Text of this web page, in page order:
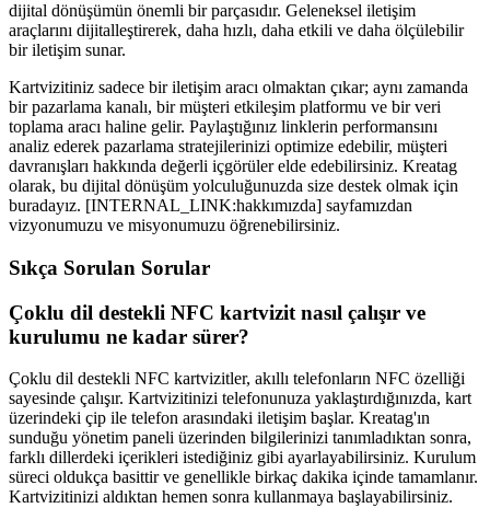
dijital dönüşümün önemli bir parçasıdır. Geleneksel iletişim
araçlarını dijitalleştirerek, daha hızlı, daha etkili ve daha ölçülebilir
bir iletişim sunar.
Kartvizitiniz sadece bir iletişim aracı olmaktan çıkar; aynı zamanda
bir pazarlama kanalı, bir müşteri etkileşim platformu ve bir veri
toplama aracı haline gelir. Paylaştığınız linklerin performansını
analiz ederek pazarlama stratejilerinizi optimize edebilir, müşteri
davranışları hakkında değerli içgörüler elde edebilirsiniz. Kreatag
olarak, bu dijital dönüşüm yolculuğunuzda size destek olmak için
buradayız. [INTERNAL_LINK:hakkımızda] sayfamızdan
vizyonumuzu ve misyonumuzu öğrenebilirsiniz.
Sıkça Sorulan Sorular
Çoklu dil destekli NFC kartvizit nasıl çalışır ve
kurulumu ne kadar sürer?
Çoklu dil destekli NFC kartvizitler, akıllı telefonların NFC özelliği
sayesinde çalışır. Kartvizitinizi telefonunuza yaklaştırdığınızda, kart
üzerindeki çip ile telefon arasındaki iletişim başlar. Kreatag'ın
sunduğu yönetim paneli üzerinden bilgilerinizi tanımladıktan sonra,
farklı dillerdeki içerikleri istediğiniz gibi ayarlayabilirsiniz. Kurulum
süreci oldukça basittir ve genellikle birkaç dakika içinde tamamlanır.
Kartvizitinizi aldıktan hemen sonra kullanmaya başlayabilirsiniz.